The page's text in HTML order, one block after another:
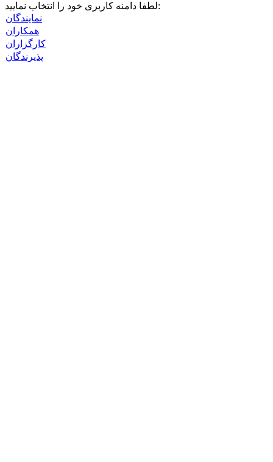
لطفا دامنه کاربری خود را انتخاب نمایید:
نمایندگان
همکاران
کارگزاران
پذیرندگان